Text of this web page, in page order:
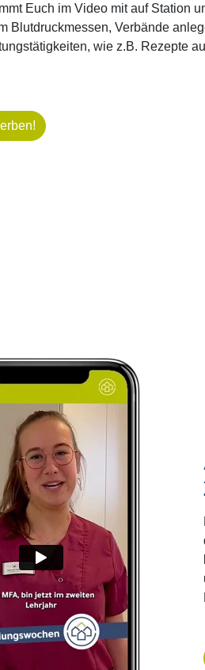
Euch im Video mit auf Station
Blutdruckmessen, Verbände
wie z.B. Rezepte